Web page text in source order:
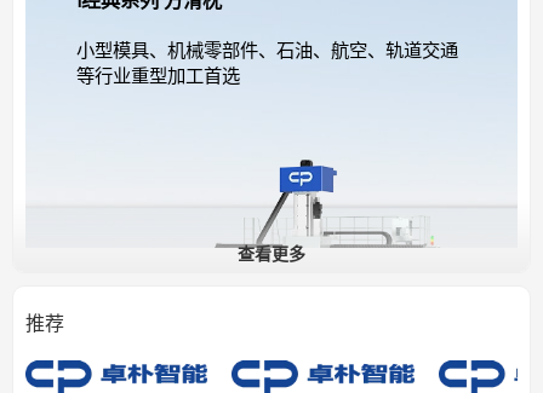
小型模具、机械零部件、石油、航空、轨道交通
等行业重型加工首选
查看更多
推荐